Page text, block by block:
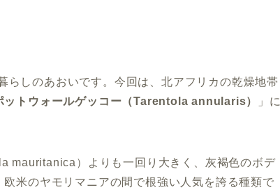
らしのあおいです。今回は、北アフリカの乾燥地帯
ットウォールゲッコー（Tarentola annularis）
」に
mauritanica）よりも一回り大きく、灰褐色のボデ
米のヤモリマニアの間で根強い人気を誇る種類で